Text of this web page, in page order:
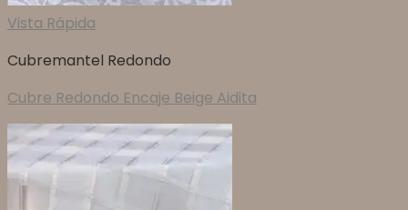
Vista Rápida
Cubremantel Redondo
Cubre Redondo Encaje Beige Aidita